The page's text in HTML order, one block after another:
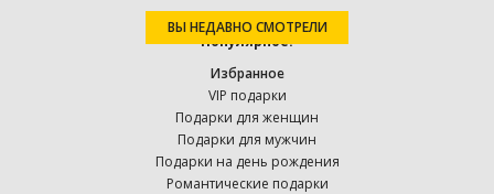
Популярное:
Избранное
VIP подарки
Подарки для женщин
Подарки для мужчин
Подарки на день рождения
Романтические подарки
ВЫ НЕДАВНО СМОТРЕЛИ